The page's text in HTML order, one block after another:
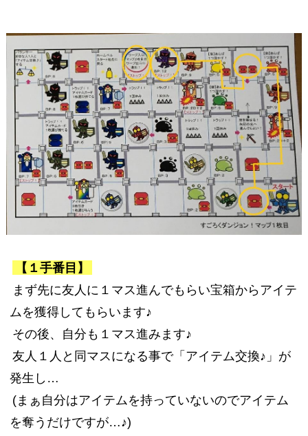
【１手番目】
まず先に友人に１マス進んでもらい宝箱からアイテ
ムを獲得してもらいます♪
その後、自分も１マス進みます♪
友人１人と同マスになる事で「アイテム交換♪」が
発生し…
(まぁ自分はアイテムを持っていないのでアイテム
を奪うだけですが…♪)